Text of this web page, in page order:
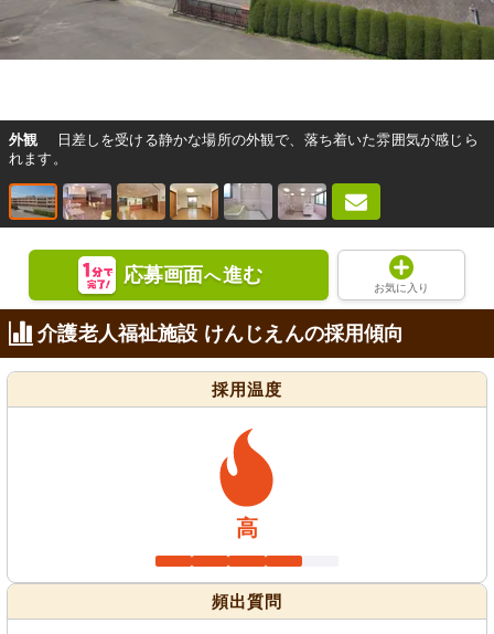
外観
日差しを受ける静かな場所の外観で、落ち着いた雰囲気が感じら
れます。
応募画面へ進む
お気に入り
介護老人福祉施設 けんじえんの採用傾向
採用温度
高
頻出質問